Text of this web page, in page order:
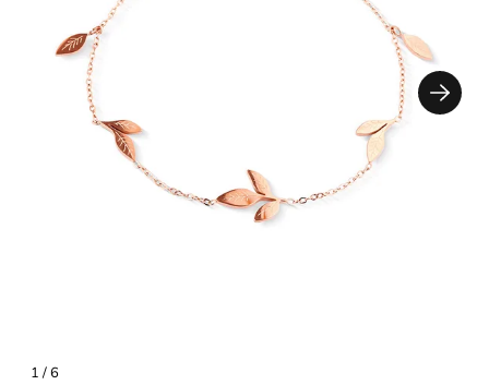
1/ 6